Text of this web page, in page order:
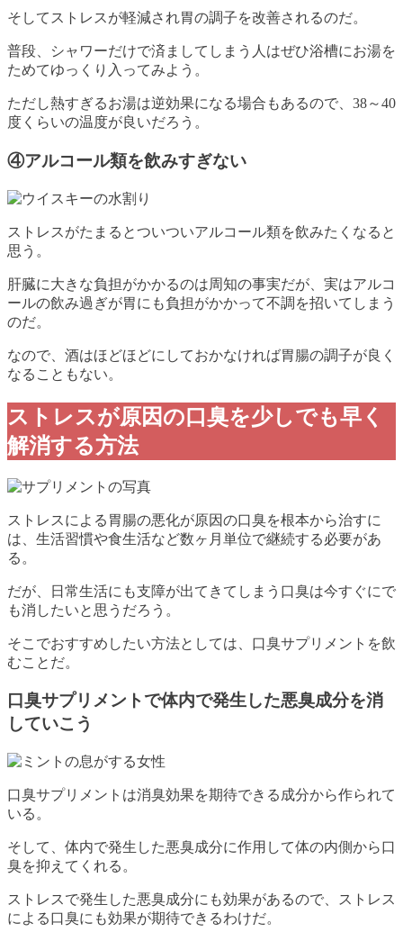
そしてストレスが軽減され胃の調子を改善されるのだ。
普段、シャワーだけで済ましてしまう人はぜひ浴槽にお湯を
ためてゆっくり入ってみよう。
ただし熱すぎるお湯は逆効果になる場合もあるので、38～40
度くらいの温度が良いだろう。
④アルコール類を飲みすぎない
ストレスがたまるとついついアルコール類を飲みたくなると
思う。
肝臓に大きな負担がかかるのは周知の事実だが、実はアルコ
ールの飲み過ぎが胃にも負担がかかって不調を招いてしまう
のだ。
なので、酒はほどほどにしておかなければ胃腸の調子が良く
なることもない。
ストレスが原因の口臭を少しでも早く
解消する方法
ストレスによる胃腸の悪化が原因の口臭を根本から治すに
は、生活習慣や食生活など数ヶ月単位で継続する必要があ
る。
だが、日常生活にも支障が出てきてしまう口臭は今すぐにで
も消したいと思うだろう。
そこでおすすめしたい方法としては、口臭サプリメントを飲
むことだ。
口臭サプリメントで体内で発生した悪臭成分を消
していこう
口臭サプリメントは消臭効果を期待できる成分から作られて
いる。
そして、体内で発生した悪臭成分に作用して体の内側から口
臭を抑えてくれる。
ストレスで発生した悪臭成分にも効果があるので、ストレス
による口臭にも効果が期待できるわけだ。